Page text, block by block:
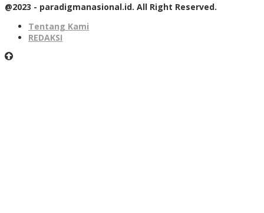
@2023 - paradigmanasional.id. All Right Reserved.
Tentang Kami
REDAKSI